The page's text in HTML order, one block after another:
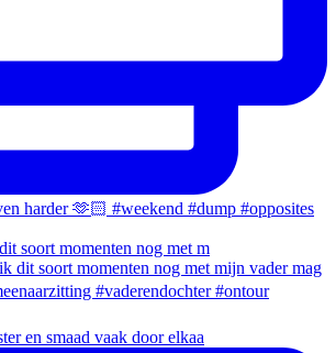
soort momenten nog met m
en smaad vaak door elkaa